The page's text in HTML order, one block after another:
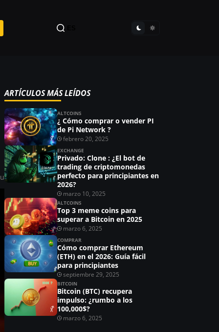
ARTÍCULOS MÁS LEÍDOS
ALTCOINS
¿ Cómo comprar o vender PI
de Pi Network ?
febrero 20, 2025
EXCHANGE
Privado: Clone : ¿El bot de
trading de criptomonedas
perfecto para principiantes en
2026?
marzo 10, 2025
ALTCOINS
Top 3 meme coins para
superar a Bitcoin en 2025
marzo 6, 2025
COMPRAR
Cómo comprar Ethereum
(ETH) en el 2026: Guía fácil
para principiantes
septiembre 29, 2025
BITCOIN
Bitcoin (BTC) recupera
impulso: ¿rumbo a los
100,000$?
marzo 6, 2025